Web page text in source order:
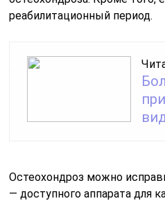
реабилитационный период.
Остеохондроз можно
— доступного аппарата для